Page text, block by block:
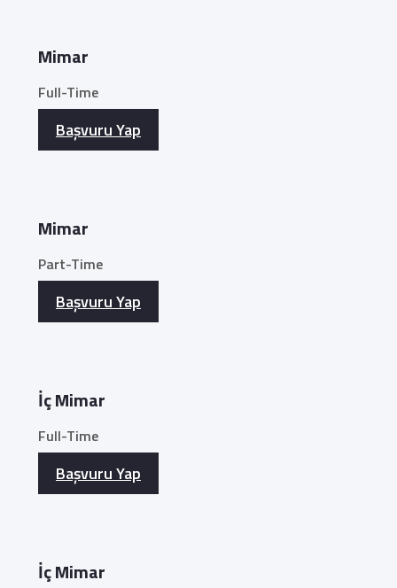
Mimar
Full-Time
Başvuru Yap
Mimar
Part-Time
Başvuru Yap
İç Mimar
Full-Time
Başvuru Yap
İç Mimar